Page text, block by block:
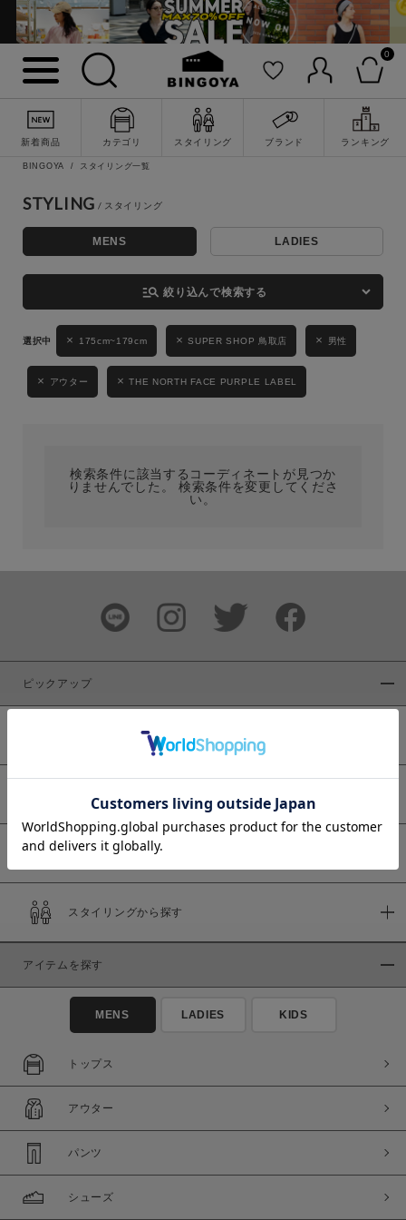
0
新着商品 カテゴリ スタイリング ブランド ランキング
詳細検索
キーワード
性別
MENS LADIES KIDS
ブランド
商品タイプ
通常商品
セール価格
在庫
在庫あり
BINGOYA スタイリング一覧
STYLING
MENS LADIES
manage_search 絞り込んで検索する
175cm~179cm SUPER SHOP 鳥取店 男性
アウター THE NORTH FACE PURPLE LABEL
検索条件に該当するコーディネートが見つか
りませんでした。 検索条件を変更してくださ
い。
ピックアップ
予約商品
スタイリングから探す
アイテムを探す
MENS LADIES KIDS
トップス
アウター
パンツ
シューズ